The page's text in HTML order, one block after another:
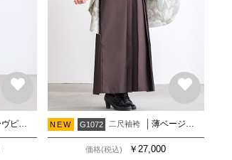
モーヴピンク アネモネ NEW G1072 二尺袖袴 薄ベージュグレー アネモネ
価格(税込) ￥27,000